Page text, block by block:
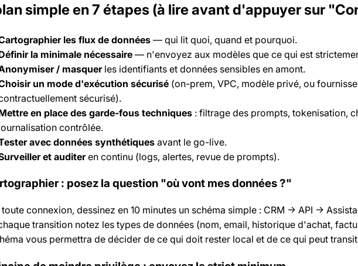
simple en 7 étapes (à lire avant d'appuyer sur
les flux de données — qui lit quoi, quand et pourquoi.
la minimale nécessaire — n'envoyez aux modèles que ce qui est
/ masquerles identifiants et données sensibles en amont.
un mode d'exécution sécurisé (on-prem, VPC, modèle privé, ou
sécurisé).
en place des garde-fous techniques : filtrage des prompts, tokenisation,
contrôlée.
avec données synthétiques avant le go-live.
et auditeren continu (logs, alertes, revue de prompts).
: posez la question "où vont mes données ?"
connexion, dessinez en 10 minutes un schéma simple : CRM -> API ->
transition notez les types de données (nom, email, historique d'achat,
vous permettra de décider de ce qui doit rester local et de ce qui peut